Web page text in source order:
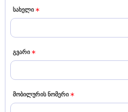
სახელი
გვარი
მობილურის ნომერი